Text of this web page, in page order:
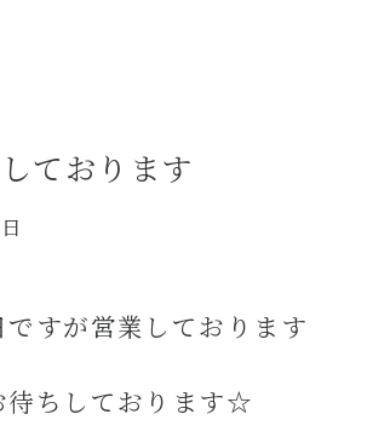
ております
すが営業しております
待ちしております☆